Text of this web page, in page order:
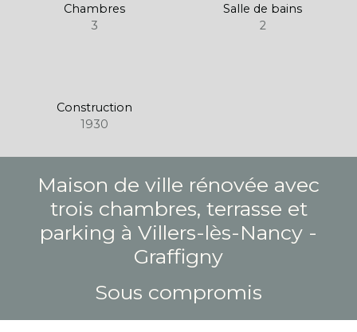
Chambres
3
Salle de bains
2
Construction
1930
Maison de ville rénovée avec
trois chambres, terrasse et
parking à Villers-lès-Nancy -
Graffigny
Sous compromis